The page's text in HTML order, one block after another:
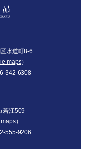
水道町8-6
maps）
342-6308
若江509
）
555-9206